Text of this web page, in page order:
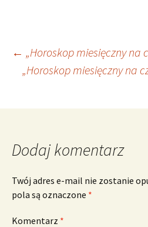
Nawigacja
← „Horoskop miesięczny na
„Horoskop miesięczny na
Dodaj komentarz
Twój adres e-mail nie zostanie
pola są oznaczone *
Komentarz *